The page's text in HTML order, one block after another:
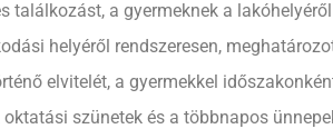
találkozást, a gyermeknek a lakóhelyéről
helyéről rendszeresen,
elvitelét, a gyermekkel
szünetek és a többnapos